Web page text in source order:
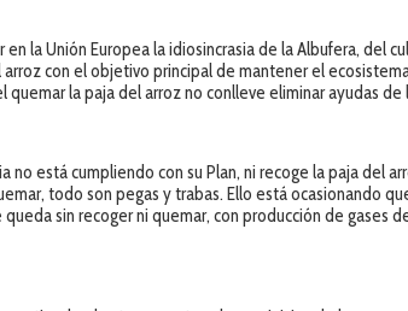
en la Unión Europea la idiosincrasia de la Albufera, del
con el objetivo principal de mantener el
la paja del arroz no conlleve eliminar ayudas de
no está cumpliendo con su Plan, ni recoge la paja del
todo son pegas y trabas. Ello está ocasionando
sin recoger ni quemar, con producción de gases